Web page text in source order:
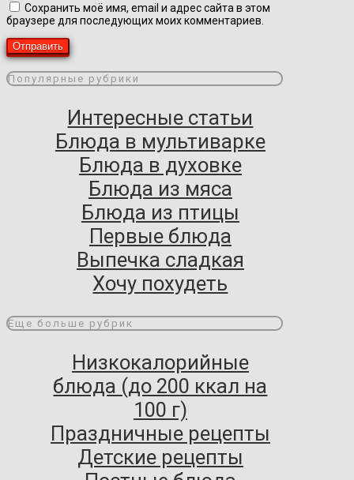
Сохранить моё имя, email и адрес сайта в этом
браузере для последующих моих комментариев.
Популярные рубрики
Интересные статьи
Блюда в мультиварке
Блюда в духовке
Блюда из мяса
Блюда из птицы
Первые блюда
Выпечка сладкая
Хочу похудеть
Еще больше рубрик
Низкокалорийные
блюда (до 200 ккал на
100 г)
Праздничные рецепты
Детские рецепты